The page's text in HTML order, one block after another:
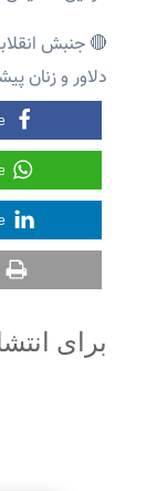
🔴 جنبش
دلاور و زنان
برای